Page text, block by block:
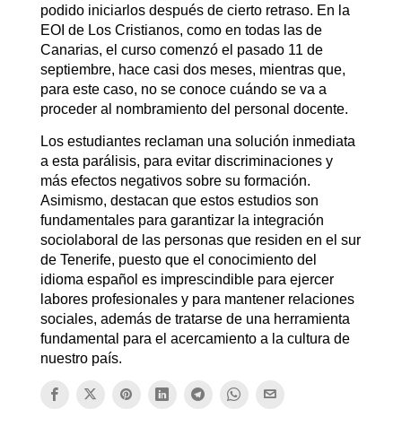
podido iniciarlos después de cierto retraso. En la
EOI de Los Cristianos, como en todas las de
Canarias, el curso comenzó el pasado 11 de
septiembre, hace casi dos meses, mientras que,
para este caso, no se conoce cuándo se va a
proceder al nombramiento del personal docente.
Los estudiantes reclaman una solución inmediata
a esta parálisis, para evitar discriminaciones y
más efectos negativos sobre su formación.
Asimismo, destacan que estos estudios son
fundamentales para garantizar la integración
sociolaboral de las personas que residen en el sur
de Tenerife, puesto que el conocimiento del
idioma español es imprescindible para ejercer
labores profesionales y para mantener relaciones
sociales, además de tratarse de una herramienta
fundamental para el acercamiento a la cultura de
nuestro país.